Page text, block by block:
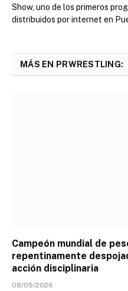
Show, uno de los primeros
distribuidos por internet en
MÁS EN PRWRESTLING:
Campeón mundial de
repentinamente
acción disciplinaria
08/05/2026